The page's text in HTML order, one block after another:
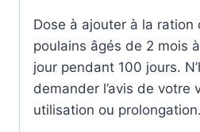
Dose à ajouter à la ration
poulains âgés de 2 mois
jour pendant 100 jours.
demander l’avis de votre
utilisation ou prolongation.